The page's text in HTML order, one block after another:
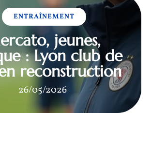
ENTRAÎNEMENT
jeunes,
: Lyon club de
reconstruction
26/05/2026